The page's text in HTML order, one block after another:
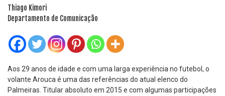
Thiago Kimori
Departamento de Comunicação
Aos 29 anos de idade e com uma larga experiência no futebol, o
volante Arouca é uma das referências do atual elenco do
Palmeiras. Titular absoluto em 2015 e com algumas participações